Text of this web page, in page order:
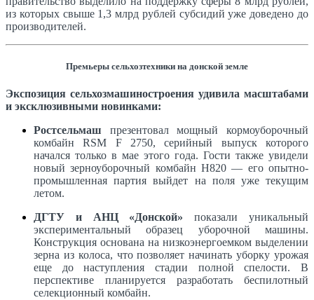
из которых свыше 1,3 млрд рублей субсидий уже доведено до
производителей.
Премьеры сельхозтехники на донской земле
Экспозиция сельхозмашиностроения удивила масштабами
и эксклюзивными новинками:
Ростсельмаш презентовал мощный кормоуборочный
комбайн RSM F 2750, серийный выпуск которого
начался только в мае этого года. Гости также увидели
новый зерноуборочный комбайн H820 — его опытно-
промышленная партия выйдет на поля уже текущим
летом.
ДГТУ и АНЦ «Донской» показали уникальный
экспериментальный образец уборочной машины.
Конструкция основана на низкоэнергоемком выделении
зерна из колоса, что позволяет начинать уборку урожая
еще до наступления стадии полной спелости. В
перспективе планируется разработать беспилотный
селекционный комбайн.